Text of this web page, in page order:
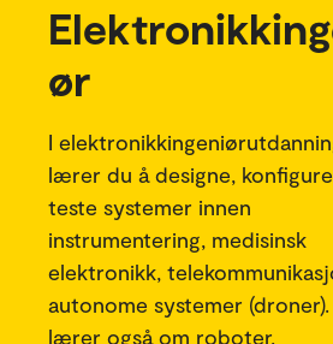
ør
I
lærer du å designe,
teste systemer innen
instrumentering, medisinsk
elektronikk,
autonome systemer (droner).
lærer også om roboter,